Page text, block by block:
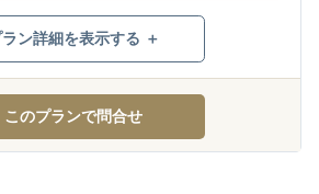
ラン詳細を表示する ＋
このプランで問合せ